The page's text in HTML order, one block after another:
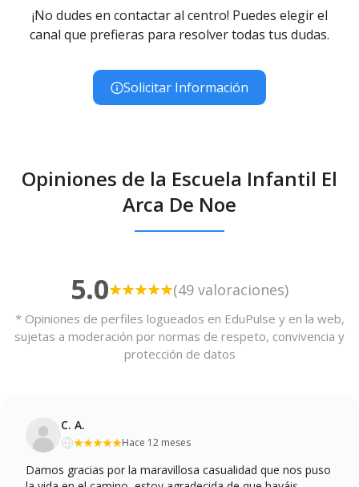
¡No dudes en contactar al centro! Puedes elegir el
canal que prefieras para resolver todas tus dudas.
Solicitar Información
Opiniones de la Escuela Infantil El
Arca De Noe
5.0 (49 valoraciones)
* Opiniones de perfiles logueados en EduPulse y en la web,
sujetas a moderación por normas de respeto, convivencia y
protección de datos
C. A.
Hace 12 meses
Damos gracias por la maravillosa casualidad que nos puso